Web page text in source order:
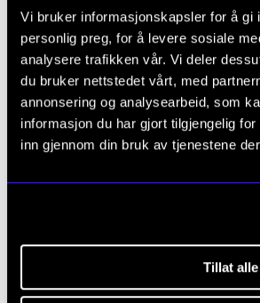
Vi bruker informasjonskapsler for å gi
personlig preg, for å levere sosiale
analysere trafikken vår. Vi deler
du bruker nettstedet vårt, med
annonsering og analysearbeid, som
informasjon du har gjort tilgjengelig
inn gjennom din bruk av tjenestene
Tillat alle
– Når du går ut på
du skal
verdens beste
merker at hver
bevegelsene i
blir plutselig all